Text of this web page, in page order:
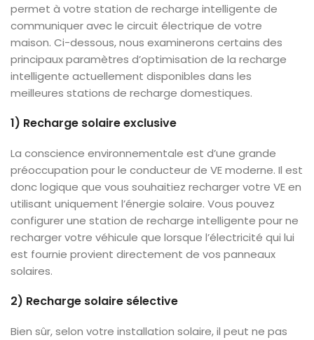
permet à votre station de recharge intelligente de
communiquer avec le circuit électrique de votre
maison. Ci-dessous, nous examinerons certains des
principaux paramètres d’optimisation de la recharge
intelligente actuellement disponibles dans les
meilleures stations de recharge domestiques.
1) Recharge solaire exclusive
La conscience environnementale est d’une grande
préoccupation pour le conducteur de VE moderne. Il est
donc logique que vous souhaitiez recharger votre VE en
utilisant uniquement l’énergie solaire. Vous pouvez
configurer une station de recharge intelligente pour ne
recharger votre véhicule que lorsque l’électricité qui lui
est fournie provient directement de vos panneaux
solaires.
2) Recharge solaire sélective
Bien sûr, selon votre installation solaire, il peut ne pas